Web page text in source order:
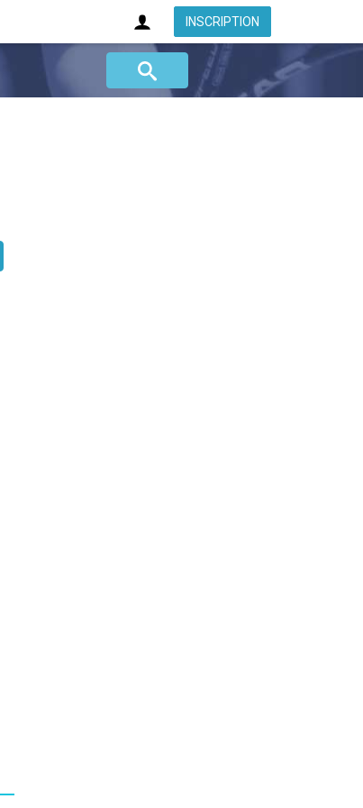
INSCRIPTION